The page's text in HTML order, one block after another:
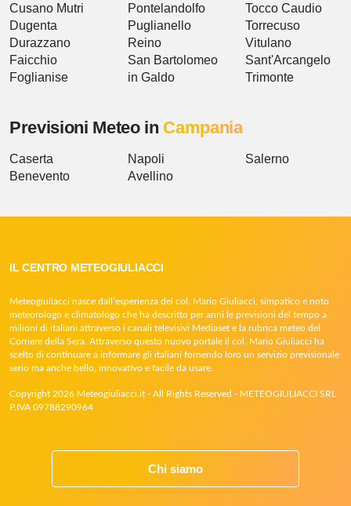
Cusano Mutri
Dugenta
Durazzano
Faicchio
Foglianise
Pontelandolfo
Puglianello
Reino
San Bartolomeo
in Galdo
Tocco Caudio
Torrecuso
Vitulano
Sant'Arcangelo
Trimonte
Previsioni Meteo in Campania
Caserta
Benevento
Napoli
Avellino
Salerno
IL CENTRO METEOGIULIACCI
Meteogiuliacci nasce dall’esperienza del col. Mario Giuliacci, simpatico e noto
meteorologo e climatologo che ha descritto per anni le previsioni del tempo a
milioni di italiani attraverso i canali televisivi Mediaset e la rubrica meteo del
Corriere della Sera. Attraverso questo nuovo portale il col. Mario Giuliacci ha
scelto di continuare a informare gli italiani fornendo loro un servizio previsionale
serio ma anche bello, innovativo e facile da usare.
Copyright 2026 Meteogiuliacci.it - All Rights Reserved - METEOGIULIACCI SRL
P.IVA 09788290964
Chi siamo